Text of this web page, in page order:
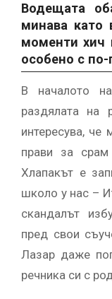
Водещата
минава като
моменти хич
особено с
В началото
раздялата на
интересува, че
прави за
Хлапакът е
школо у нас –
скандалът
пред свои
Лазар даже
речника си с